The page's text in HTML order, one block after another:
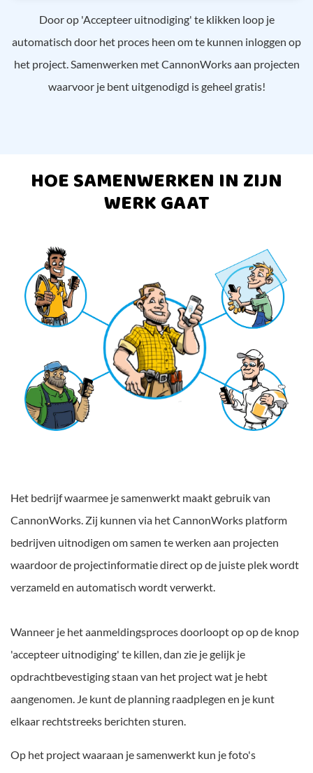
Door op 'Accepteer uitnodiging' te klikken loop je
automatisch door het proces heen om te kunnen inloggen op
het project. Samenwerken met CannonWorks aan projecten
waarvoor je bent uitgenodigd is geheel gratis!
HOE SAMENWERKEN IN ZIJN
WERK GAAT
Het bedrijf waarmee je samenwerkt maakt gebruik van
CannonWorks. Zij kunnen via het CannonWorks platform
bedrijven uitnodigen om samen te werken aan projecten
waardoor de projectinformatie direct op de juiste plek wordt
verzameld en automatisch wordt verwerkt.
Wanneer je het aanmeldingsproces doorloopt op op de knop
'accepteer uitnodiging' te killen, dan zie je gelijk je
opdrachtbevestiging staan van het project wat je hebt
aangenomen. Je kunt de planning raadplegen en je kunt
elkaar rechtstreeks berichten sturen.
Op het project waaraan je samenwerkt kun je foto's